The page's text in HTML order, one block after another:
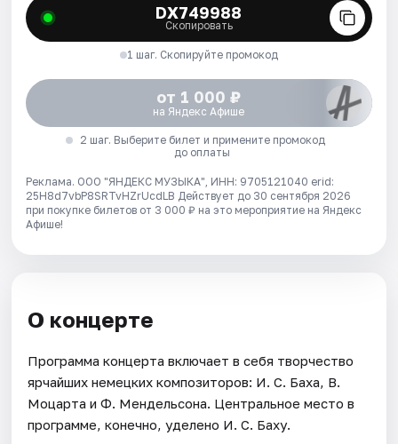
DX749988
Скопировать
1 шаг. Скопируйте промокод
от 1 000 ₽
на Яндекс Афише
2 шаг. Выберите билет и примените промокод
до оплаты
Реклама. ООО "ЯНДЕКС МУЗЫКА", ИНН: 9705121040 erid:
25H8d7vbP8SRTvHZrUcdLB Действует до 30 сентября 2026
при покупке билетов от 3 000 ₽ на это мероприятие на Яндекс
Афише!
О концерте
Программа концерта включает в себя творчество
ярчайших немецких композиторов: И. С. Баха, В.
Моцарта и Ф. Мендельсона. Центральное место в
программе, конечно, уделено И. С. Баху.